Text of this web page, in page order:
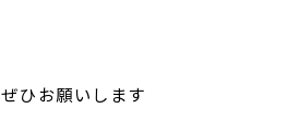
ひお願いします